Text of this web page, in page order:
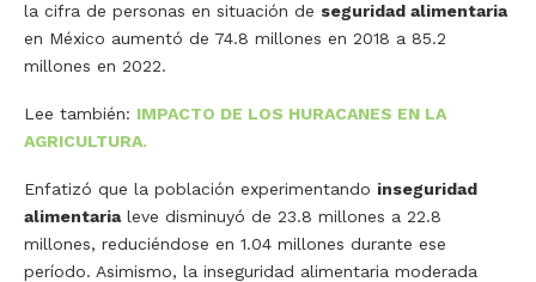
la cifra de personas en situación de seguridad alimentaria
en México aumentó de 74.8 millones en 2018 a 85.2
millones en 2022.
Lee también: IMPACTO DE LOS HURACANES EN LA
AGRICULTURA.
Enfatizó que la población experimentando inseguridad
alimentarialeve disminuyó de 23.8 millones a 22.8
millones, reduciéndose en 1.04 millones durante ese
período. Asimismo, la inseguridad alimentaria moderada